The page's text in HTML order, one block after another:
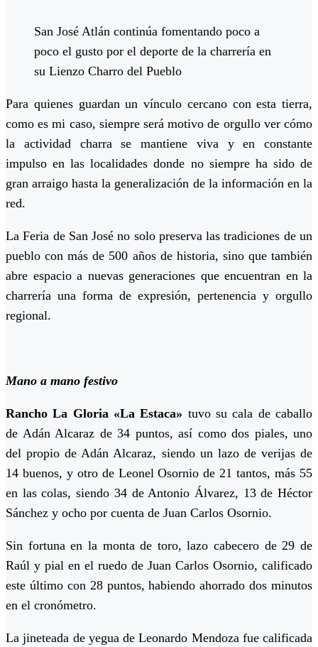
San José Atlán continúa fomentando poco a
poco el gusto por el deporte de la charrería en
su Lienzo Charro del Pueblo
Para quienes guardan un vínculo cercano con esta tierra,
como es mi caso, siempre será motivo de orgullo ver cómo
la actividad charra se mantiene viva y en constante
impulso en las localidades donde no siempre ha sido de
gran arraigo hasta la generalización de la información en la
red.
La Feria de San José no solo preserva las tradiciones de un
pueblo con más de 500 años de historia, sino que también
abre espacio a nuevas generaciones que encuentran en la
charrería una forma de expresión, pertenencia y orgullo
regional.
Mano a mano festivo
Rancho La Gloria «La Estaca» tuvo su cala de caballo
de Adán Alcaraz de 34 puntos, así como dos piales, uno
del propio de Adán Alcaraz, siendo un lazo de verijas de
14 buenos, y otro de Leonel Osornio de 21 tantos, más 55
en las colas, siendo 34 de Antonio Álvarez, 13 de Héctor
Sánchez y ocho por cuenta de Juan Carlos Osornio.
Sin fortuna en la monta de toro, lazo cabecero de 29 de
Raúl y pial en el ruedo de Juan Carlos Osornio, calificado
este último con 28 puntos, habiendo ahorrado dos minutos
en el cronómetro.
La jineteada de yegua de Leonardo Mendoza fue calificada